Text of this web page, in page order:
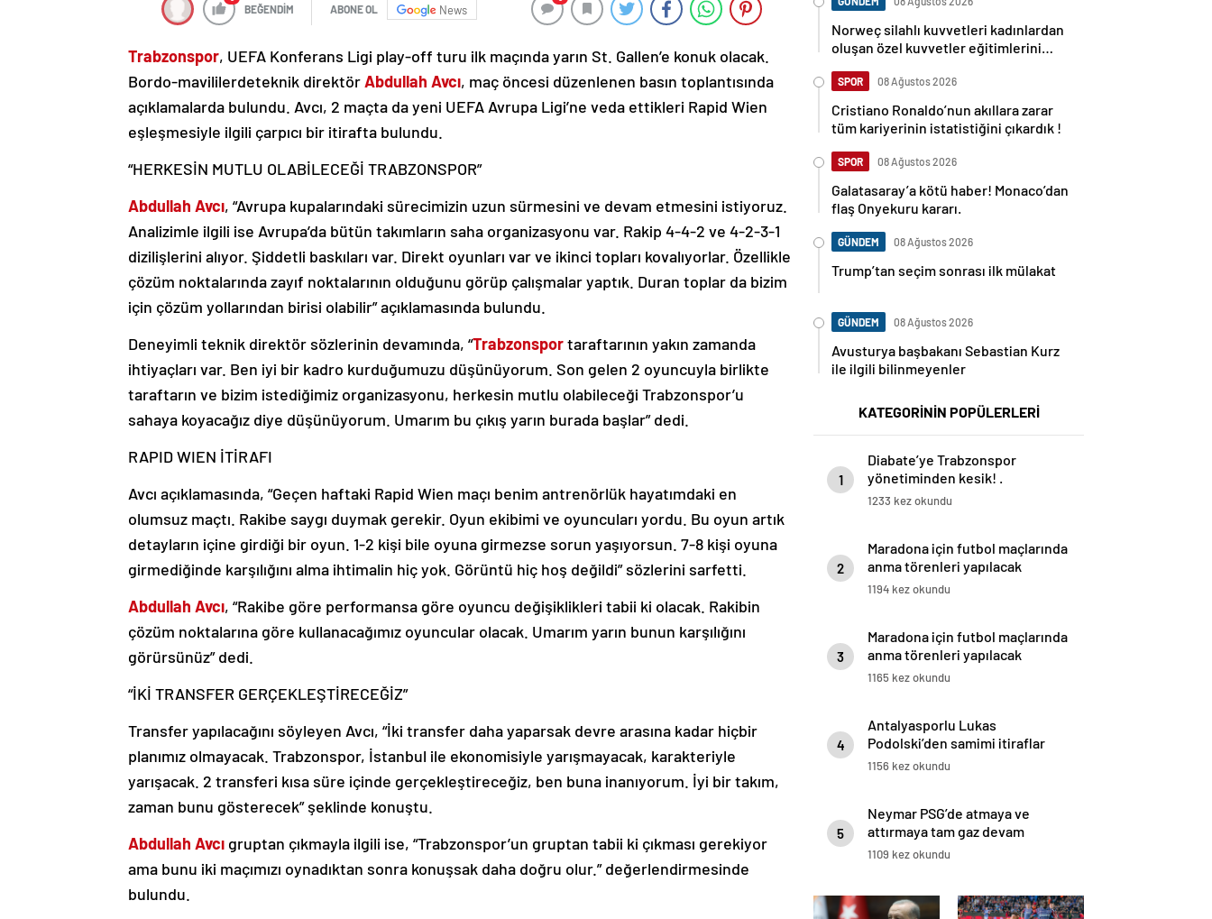
BEĞENDİM ABONE OL News
Trabzonspor, UEFA Konferans Ligi play-off turu ilk maçında yarın St. Gallen’e konuk olacak.
Bordo-mavililerdeteknik direktörAbdullah Avcı, maç öncesi düzenlenen basın toplantısında
açıklamalarda bulundu. Avcı, 2 maçta da yeni UEFA Avrupa Ligi’ne veda ettikleri Rapid Wien
eşleşmesiyle ilgili çarpıcı bir itirafta bulundu.
“HERKESİN MUTLU OLABİLECEĞİ TRABZONSPOR”
Abdullah Avcı, “Avrupa kupalarındaki sürecimizin uzun sürmesini ve devam etmesini istiyoruz.
Analizimle ilgili ise Avrupa’da bütün takımların saha organizasyonu var. Rakip 4-4-2 ve 4-2-3-1
dizilişlerini alıyor. Şiddetli baskıları var. Direkt oyunları var ve ikinci topları kovalıyorlar. Özellikle
çözüm noktalarında zayıf noktalarının olduğunu görüp çalışmalar yaptık. Duran toplar da bizim
için çözüm yollarından birisi olabilir” açıklamasında bulundu.
Deneyimli teknik direktör sözlerinin devamında, “Trabzonsportaraftarının yakın zamanda
ihtiyaçları var. Ben iyi bir kadro kurduğumuzu düşünüyorum. Son gelen 2 oyuncuyla birlikte
taraftarın ve bizim istediğimiz organizasyonu, herkesin mutlu olabileceği Trabzonspor’u
sahaya koyacağız diye düşünüyorum. Umarım bu çıkış yarın burada başlar” dedi.
RAPID WIEN İTİRAFI
Avcı açıklamasında, “Geçen haftaki Rapid Wien maçı benim antrenörlük hayatımdaki en
olumsuz maçtı. Rakibe saygı duymak gerekir. Oyun ekibimi ve oyuncuları yordu. Bu oyun artık
detayların içine girdiği bir oyun. 1-2 kişi bile oyuna girmezse sorun yaşıyorsun. 7-8 kişi oyuna
girmediğinde karşılığını alma ihtimalin hiç yok. Görüntü hiç hoş değildi” sözlerini sarfetti.
Abdullah Avcı, “Rakibe göre performansa göre oyuncu değişiklikleri tabii ki olacak. Rakibin
çözüm noktalarına göre kullanacağımız oyuncular olacak. Umarım yarın bunun karşılığını
görürsünüz” dedi.
“İKİ TRANSFER GERÇEKLEŞTİRECEĞİZ”
Transfer yapılacağını söyleyen Avcı, “İki transfer daha yaparsak devre arasına kadar hiçbir
planımız olmayacak. Trabzonspor, İstanbul ile ekonomisiyle yarışmayacak, karakteriyle
yarışacak. 2 transferi kısa süre içinde gerçekleştireceğiz, ben buna inanıyorum. İyi bir takım,
zaman bunu gösterecek” şeklinde konuştu.
Abdullah Avcı gruptan çıkmayla ilgili ise, “Trabzonspor’un gruptan tabii ki çıkması gerekiyor
ama bunu iki maçımızı oynadıktan sonra konuşsak daha doğru olur.” değerlendirmesinde
bulundu.
Norweç silahlı kuvvetleri kadınlardan
oluşan özel kuvvetler eğitimlerini
SPOR 08 Ağustos 2026
Cristiano Ronaldo’nun akıllara zarar
tüm kariyerinin istatistiğini çıkardık !
SPOR 08 Ağustos 2026
Galatasaray’a kötü haber! Monaco’dan
flaş Onyekuru kararı.
GÜNDEM 08 Ağustos 2026
Trump’tan seçim sonrası ilk mülakat
GÜNDEM 08 Ağustos 2026
Avusturya başbakanı Sebastian Kurz
ile ilgili bilinmeyenler
KATEGORİNİN POPÜLERLERİ
1
Diabate’ye Trabzonspor
yönetiminden kesik! .
1233 kez okundu
2
Maradona için futbol maçlarında
anma törenleri yapılacak
1194 kez okundu
3
Maradona için futbol maçlarında
anma törenleri yapılacak
1165 kez okundu
4
Antalyasporlu Lukas
Podolski’den samimi itiraflar
“Türkiye benim ikinci vatanım” .
1156 kez okundu
5
Neymar PSG’de atmaya ve
attırmaya tam gaz devam
ediyor!
1109 kez okundu